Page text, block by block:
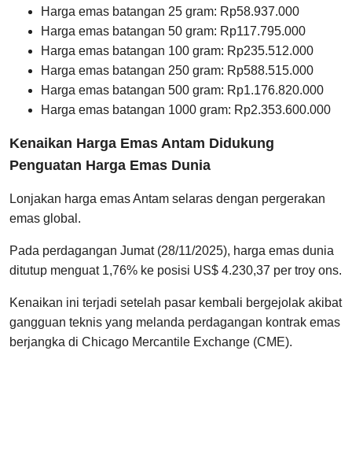
⁠Harga emas batangan 25 gram: Rp58.937.000
Harga emas batangan 50 gram: Rp117.795.000
Harga emas batangan 100 gram: Rp235.512.000
Harga emas batangan 250 gram: Rp588.515.000
Harga emas batangan 500 gram: Rp1.176.820.000
Harga emas batangan 1000 gram: Rp2.353.600.000
Kenaikan Harga Emas Antam Didukung
Penguatan Harga Emas Dunia
Lonjakan harga emas Antam selaras dengan pergerakan
emas global.
Pada perdagangan Jumat (28/11/2025), harga emas dunia
ditutup menguat 1,76% ke posisi US$ 4.230,37 per troy ons.
Kenaikan ini terjadi setelah pasar kembali bergejolak akibat
gangguan teknis yang melanda perdagangan kontrak emas
berjangka di Chicago Mercantile Exchange (CME).